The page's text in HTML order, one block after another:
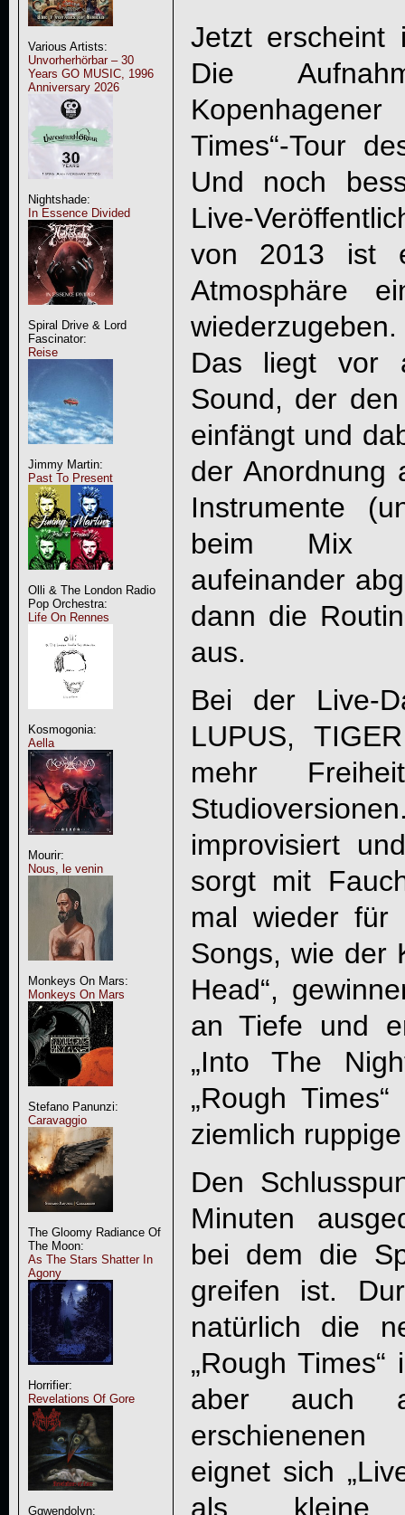
Various Artists:
Unvorherhörbar – 30
Years GO MUSIC, 1996
Anniversary 2026
Nightshade:
In Essence Divided
Spiral Drive & Lord
Fascinator:
Reise
Jimmy Martin:
Past To Present
Olli & The London Radio
Pop Orchestra:
Life On Rennes
Kosmogonia:
Aella
Mourir:
Nous, le venin
Monkeys On Mars:
Monkeys On Mars
Stefano Panunzi:
Caravaggio
The Gloomy Radiance Of
The Moon:
As The Stars Shatter In
Agony
Horrifier:
Revelations Of Gore
Ggwendolyn:
Jetzt erscheint
Die
Times“-Tour
Und noch
Live-
von 2013 ist
Atmosphäre
wiederzugeben.
Das liegt vor
Sound, der
einfängt und
der Anordnung
Instrumente
beim Mix
aufeinander
dann die
aus.
Bei der Live-
LUPUS,
mehr
improvisiert
sorgt mit
mal wieder für
Songs, wie der
Head“,
an Tiefe und
„Into The
„Rough
ziemlich
Den
Minuten
bei dem die
greifen ist.
natürlich die
„Rough
aber auch
erschienenen
eignet sich „
als kleine